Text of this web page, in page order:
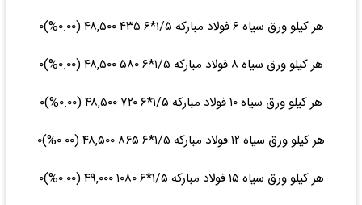
هر کیلو ورق سیاه ۶ فولاد مبارکه ۱/۵*۶ ۴۳۵ ۴۸,۵۰۰ (۰.۰۰%)۰
هر کیلو ورق سیاه ۸ فولاد مبارکه ۱/۵*۶ ۵۸۰ ۴۸,۵۰۰ (۰.۰۰%)۰
هر کیلو ورق سیاه ۱۰ فولاد مبارکه ۱/۵*۶ ۷۲۰ ۴۸,۵۰۰ (۰.۰۰%)۰
هر کیلو ورق سیاه ۱۲ فولاد مبارکه ۱/۵*۶ ۸۶۵ ۴۸,۵۰۰ (۰.۰۰%)۰
هر کیلو ورق سیاه ۱۵ فولاد مبارکه ۱/۵*۶ ۱۰۸۰ ۴۹,۰۰۰ (۰.۰۰%)۰